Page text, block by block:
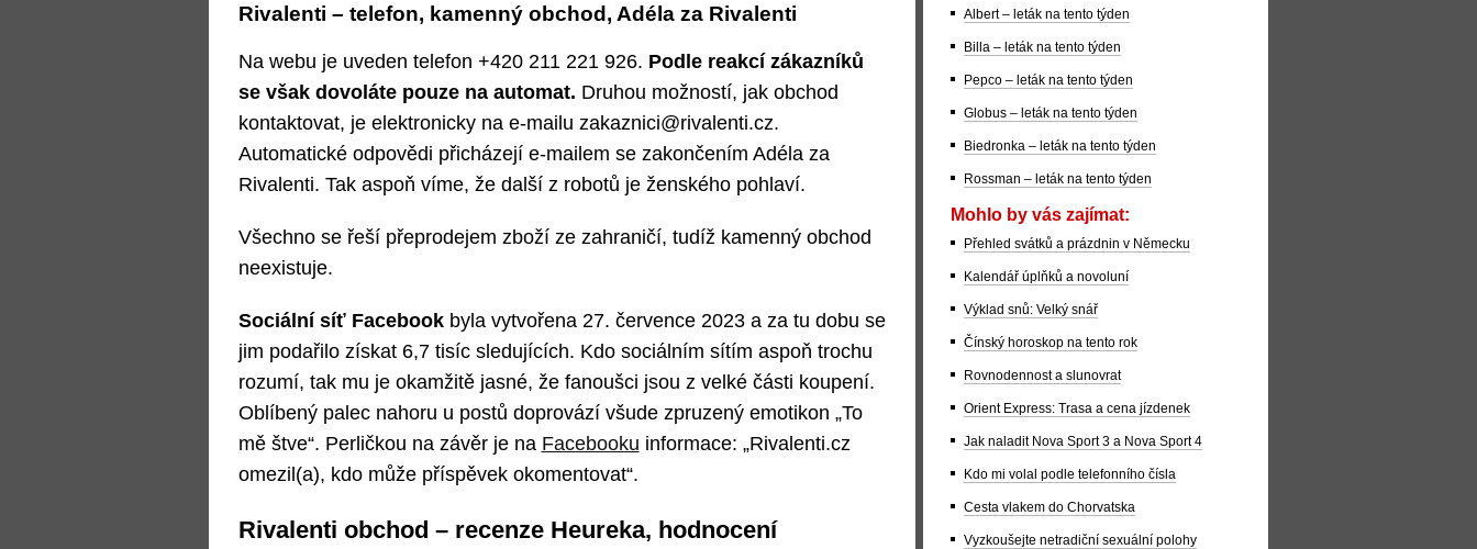
Rivalenti – telefon, kamenný obchod, Adéla za Rivalenti
Na webu je uveden telefon +420 211 221 926. Podle reakcí zákazníků
se však dovoláte pouze na automat. Druhou možností, jak obchod
kontaktovat, je elektronicky na e-mailu zakaznici@rivalenti.cz.
Automatické odpovědi přicházejí e-mailem se zakončením Adéla za
Rivalenti. Tak aspoň víme, že další z robotů je ženského pohlaví.
Všechno se řeší přeprodejem zboží ze zahraničí, tudíž kamenný obchod
neexistuje.
Sociální síť Facebook byla vytvořena 27. července 2023 a za tu dobu se
jim podařilo získat 6,7 tisíc sledujících. Kdo sociálním sítím aspoň trochu
rozumí, tak mu je okamžitě jasné, že fanoušci jsou z velké části koupení.
Oblíbený palec nahoru u postů doprovází všude zpruzený emotikon „To
mě štve“. Perličkou na závěr je na Facebooku informace: „Rivalenti.cz
omezil(a), kdo může příspěvek okomentovat“.
Rivalenti obchod – recenze Heureka, hodnocení
Albert – leták na tento týden
Billa – leták na tento týden
Pepco – leták na tento týden
Globus – leták na tento týden
Biedronka – leták na tento týden
Rossman – leták na tento týden
Mohlo by vás zajímat:
Přehled svátků a prázdnin v Německu
Kalendář úplňků a novoluní
Výklad snů: Velký snář
Čínský horoskop na tento rok
Rovnodennost a slunovrat
Orient Express: Trasa a cena jízdenek
Jak naladit Nova Sport 3 a Nova Sport 4
Kdo mi volal podle telefonního čísla
Cesta vlakem do Chorvatska
Vyzkoušejte netradiční sexuální polohy